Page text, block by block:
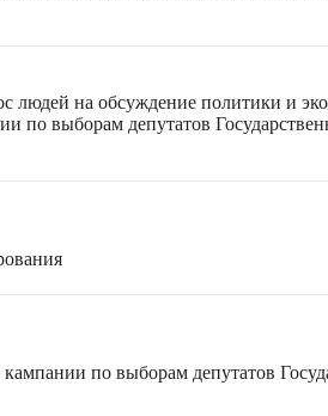
людей на обсуждение политики и
по выборам депутатов
по выборам депутатов